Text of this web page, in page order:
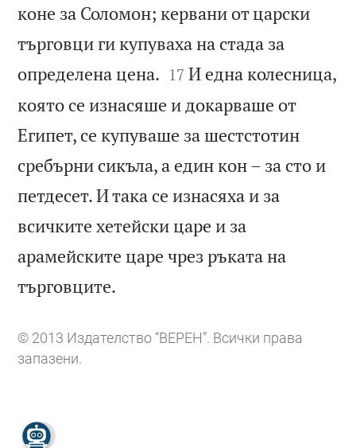
коне за Соломон; кервани от царски
търговци ги купуваха на стада за
определена цена. 

17 И една колесница,
която се изнасяше и докарваше от
Египет, се купуваше за шестстотин
сребърни сикъла, а един кон – за сто и
петдесет. И така се изнасяха и за
всичките хетейски царе и за
арамейските царе чрез ръката на
търговците.
© 2013 Издателство “ВЕРЕН”. Всички права
запазени.